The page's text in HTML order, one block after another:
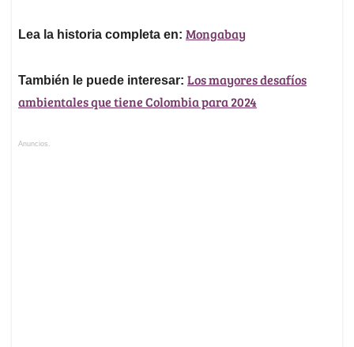
Lea la historia completa en: Mongabay
También le puede interesar: Los mayores desafíos
ambientales que tiene Colombia para 2024
Anuncios.